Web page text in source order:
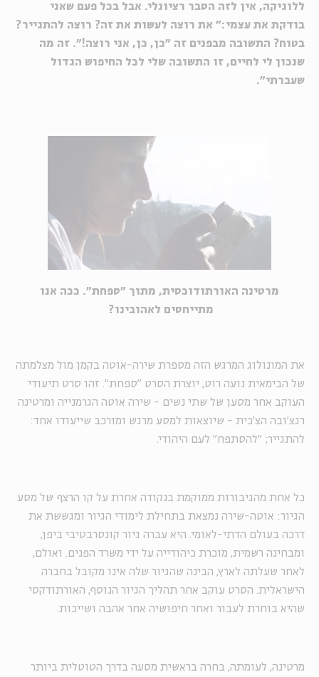
ללוגיקה, אין לזה הסבר רציונלי. אבל בכל פעם שאני
בודקת את עצמי:" את רוצה לעשות את זה? רוצה להתגייר?
בטוח? התשובה מבפנים זה "כן, כן, אני רוצה!". זה מה
שנכון לי לחיים, זו התשובה שלי לכל החיפוש הגדול
שעברתי".
מרטינה האורתודוכסית, מתוך "ספחת". ככה אנו
מתייחסים לאהובינו?
את המונולוג המרגש הזה מספרת שירה-אוטה בקמן מול מצלמתה
של הבימאית נועה רוט, יוצרת הסרט "ספחת". זהו סרט תיעודי
העוקב אחר מסען של שתי נשים - שירה אוטה הגרמנייה ומרטינה
רגצ'ובה הצ'כית - שיוצאות למסע מרגש ומורכב שייעודו אחד:
להתגייר; "להסתפח" לעם היהודי.
כל אחת מהגיבורות ממוקמת בנקודה אחרת על קו הרצף של מסע
הגיור: אוטה-שירה נמצאת בתחילת לימודי הגיור ומגששת את
דרכה בעולם הדתי-לאומי. היא עברה גיור קונסרבטיבי ביפן,
ומבחינה רשמית, מוכרת כיהודייה על ידי משרד הפנים. ואולם,
לאחר שעלתה לארץ, הבינה שהגיור שלה אינו מקובל בחברה
הישראלית. הסרט עוקב אחר תהליך הגיור הנוסף, האורתודקסי
שהיא בוחרת לעבור ואחר חיפושיה אחר אהבה ושייכות.
מרטינה, לעומתה, בחרה בראשית מסעה בדרך הטוטלית ביותר